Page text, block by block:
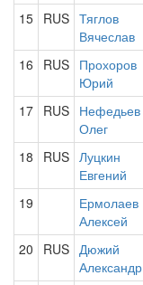
15 RUS Тяглов
Вячеслав
16 RUS Прохоров
Юрий
17 RUS Нефедьев
Олег
18 RUS Луцкин
Евгений
19
Ермолаев
Алексей
20 RUS Дюжий
Александр